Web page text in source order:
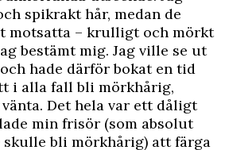
spikrakt hår, medan de
motsatta – krulligt och mörkt
bestämt mig. Jag ville se ut
hade därför bokat en tid
i alla fall bli mörkhårig,
Det hela var ett dåligt
min frisör (som absolut
bli mörkhårig) att färga